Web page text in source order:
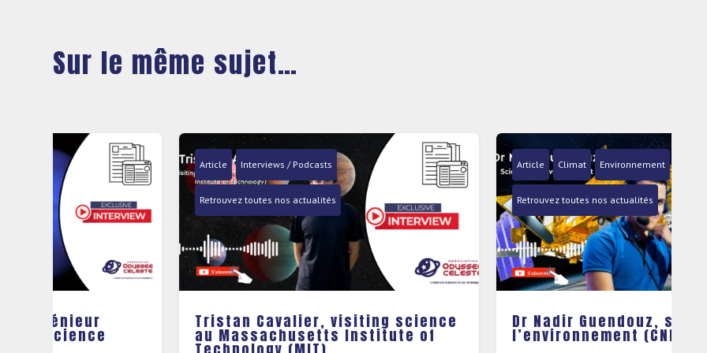
Sur le même sujet…
Interviews / Podcasts
Retrouvez toutes nos actualités
Tristan Cavalier, visiting science
au Massachusetts Institute of
Climat Environnement Interviews / Podcasts
Retrouvez toutes nos actualités
Dr Nadir Guendouz, sciences de
l’environnement (CNES/LATMOS)